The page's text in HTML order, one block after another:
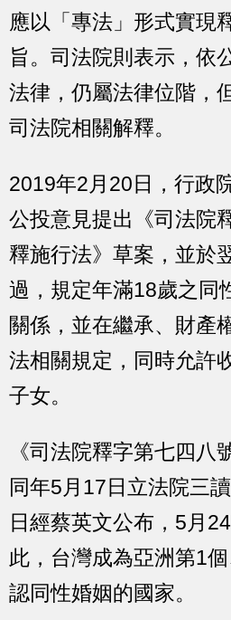
應以「專法」形式實現
旨。司法院則表示，依
法律，仍屬法律位階，
司法院相關解釋。
2019年2月20日，行政
公投意見提出《司法院
釋施行法》草案，並於
過，規定年滿18歲之同
關係，並在繼承、財產
法相關規定，同時允許
子女。
《司法院釋字第七四八
同年5月17日立法院三
日經蔡英文公布，5月
此，台灣成為亞洲第1
認同性婚姻的國家。